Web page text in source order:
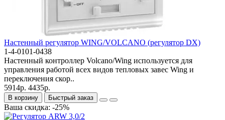
Настенный регулятор WING/VOLCANO (регулятор DX)
1-4-0101-0438
Настенный контроллер Volcano/Wing используется для
управления работой всех видов тепловых завес Wing и
переключения скор..
5914р. 4435р.
В корзину Быстрый заказ
Ваша скидка: -25%